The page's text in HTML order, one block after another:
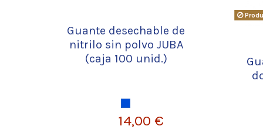
Guante desechable de
nitrilo sin polvo JUBA
(caja 100 unid.)
14,00 €
Azul